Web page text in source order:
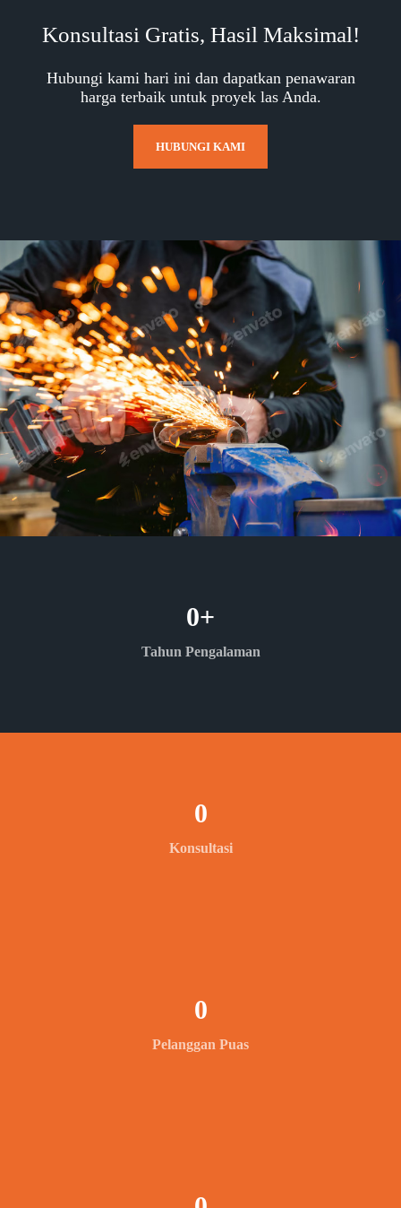
Konsultasi Gratis, Hasil Maksimal!
Hubungi kami hari ini dan dapatkan penawaran
harga terbaik untuk proyek las Anda.
HUBUNGI KAMI
Tahun Pengalaman
0+
Konsultasi
0
Pelanggan Puas
0